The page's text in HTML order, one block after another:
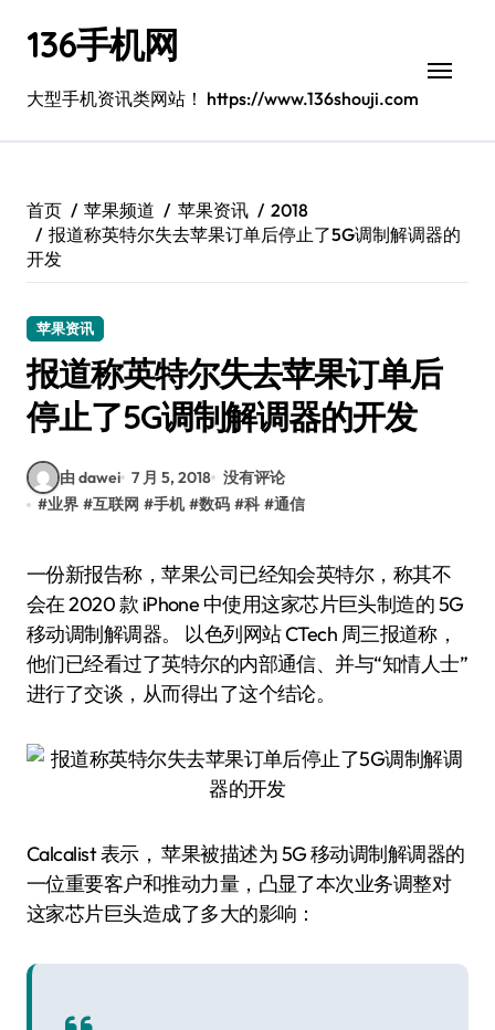
136手机网
大型手机资讯类网站！ https://www.136shouji.com
首页 苹果频道 苹果资讯
2018
报道称英特尔失去苹果订单后停止了5G调制解调器的
开发
苹果资讯
报道称英特尔失去苹果订单后
停止了5G调制解调器的开发
由 dawei 7 月 5, 2018 没有评论
#业界 #互联网 #手机 #数码 #科 #通信
一份新报告称，苹果公司已经知会英特尔，称其不
会在 2020 款 iPhone 中使用这家芯片巨头制造的 5G
移动调制解调器。 以色列网站 CTech 周三报道称，
他们已经看过了英特尔的内部通信、并与“知情人士”
进行了交谈，从而得出了这个结论。
Calcalist 表示， 苹果被描述为 5G 移动调制解调器的
一位重要客户和推动力量，凸显了本次业务调整对
这家芯片巨头造成了多大的影响：